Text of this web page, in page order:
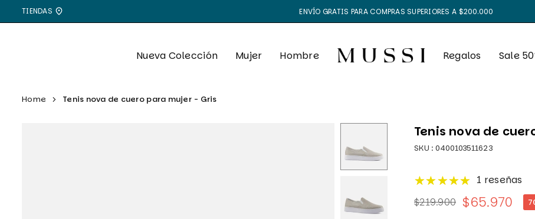
directamente
TIENDAS ENVÍO GRATIS PARA COMPRAS SUPERIORES A $200.000
Nueva Colección Mujer Hombre Regalos Sale
Home Tenis nova de cuero para mujer - Gris
Tenis nova de
SKU : 0400103511623
1 reseñas
Precio
$219.900 $65.970